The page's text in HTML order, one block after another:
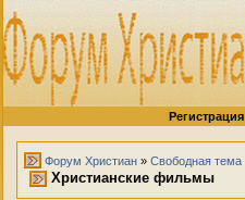
Регистрация
Форум Христиан » Свободная тема
Христианские фильмы